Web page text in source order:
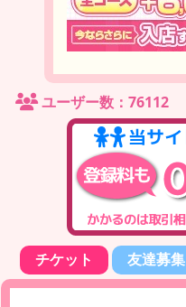
ユーザー数：76112
チケット 友達募集